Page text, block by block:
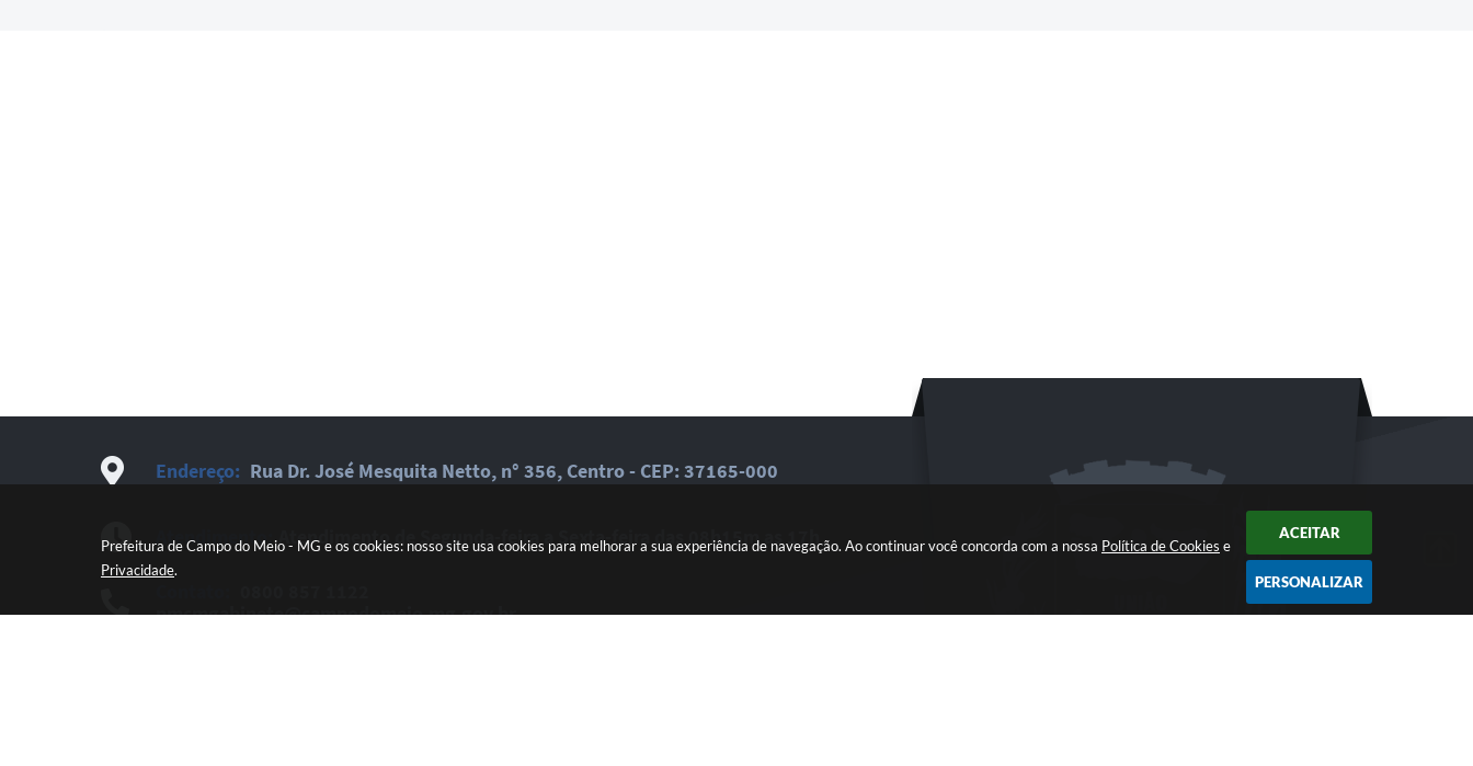
Prefeitura de Campo do Meio - MG e os cookies: nosso site usa cookies para melhorar a sua experiência de navegação. Ao continuar você concorda com a nossa Política de Cookies e
Privacidade.
ACEITAR
PERSONALIZAR
Endereço: Rua Dr. José Mesquita Netto, n° 356, Centro - CEP: 37165-000
Atendimento: Atendimento de Segunda-feira a Sexta-feira das 08h15m as 17h
pmcmgabinete@campodomeio.mg.gov.br